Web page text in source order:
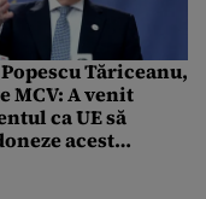
Tăriceanu,
MCV: A venit
ca UE să
acest